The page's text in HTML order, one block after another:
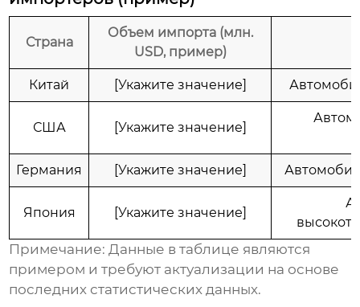
Страна
Объем импорта (млн.
USD, пример)
Китай [Укажите значение]
США [Укажите значение]
Германия [Укажите значение]
Япония [Укажите значение]
Примечание: Данные в таблице являются
примером и требуют актуализации на основе
последних статистических данных.